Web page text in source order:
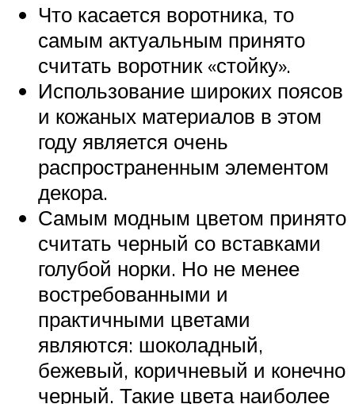
Что касается воротника, то
самым актуальным принято
считать воротник «стойку».
Использование широких поясов
и кожаных материалов в этом
году является очень
распространенным элементом
декора.
Самым модным цветом принято
считать черный со вставками
голубой норки. Но не менее
востребованными и
практичными цветами
являются: шоколадный,
бежевый, коричневый и конечно
черный. Такие цвета наиболее